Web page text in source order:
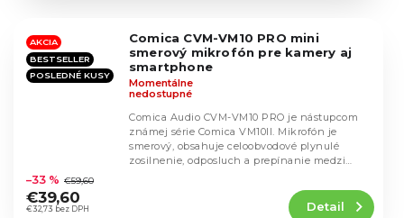
hviezdičiek.
AKCIA
BESTSELLER
POSLEDNÉ KUSY
Comica CVM-VM10 PRO mini
smerový mikrofón pre kamery aj
smartphone
hodnotenie
produktu
je
Momentálne
nedostupné
€32,73 bez DPH
–33 % €59,60
€39,60 Detail
Comica Audio CVM-VM10 PRO je nástupcom
známej série Comica VM10II. Mikrofón je
smerový, obsahuje celoobvodové plynulé
zosilnenie, odposluch a prepínanie medzi